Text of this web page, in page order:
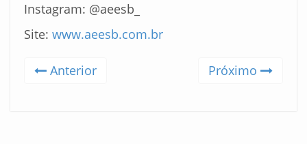
Instagram: @aeesb_
Site: www.aeesb.com.br
Anterior Próximo